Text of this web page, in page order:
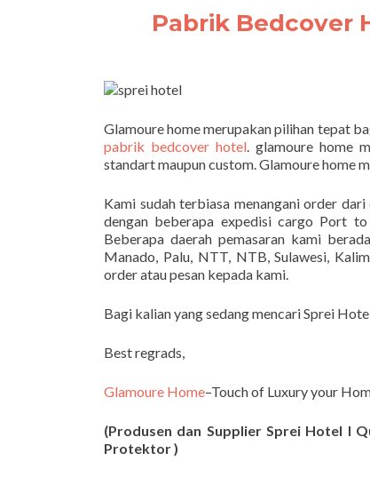
Pabrik Bedcover
Glamoure home merupakan pilihan tepat
pabrik bedcover hotel. glamoure home
standart maupun custom. Glamoure home
Kami sudah terbiasa menangani order
dengan beberapa expedisi cargo Port
Beberapa daerah pemasaran kami
Manado, Palu, NTT, NTB, Sulawesi,
order atau pesan kepada kami.
Bagi kalian yang sedang mencari Sprei
Best regrads,
Glamoure Home–Touch of Luxury your
(Produsen dan Supplier Sprei Hotel I
Protektor )